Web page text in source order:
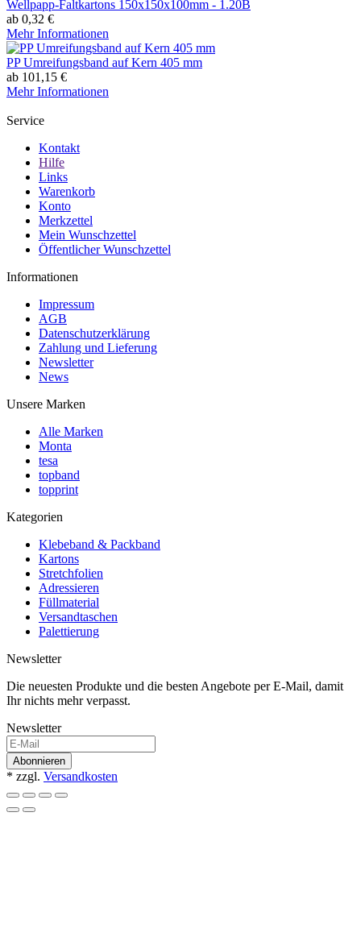
Wellpapp-Faltkartons 150x150x100mm - 1.20B
ab 0,32 €
Mehr Informationen
PP Umreifungsband auf Kern 405 mm
ab 101,15 €
Mehr Informationen
Service
Kontakt
Hilfe
Links
Warenkorb
Konto
Merkzettel
Mein Wunschzettel
Öffentlicher Wunschzettel
Informationen
Impressum
AGB
Datenschutzerklärung
Zahlung und Lieferung
Newsletter
News
Unsere Marken
Alle Marken
Monta
tesa
topband
topprint
Kategorien
Klebeband & Packband
Kartons
Stretchfolien
Adressieren
Füllmaterial
Versandtaschen
Palettierung
Newsletter
Die neuesten Produkte und die besten Angebote per E-Mail, damit
Ihr nichts mehr verpasst.
Newsletter
Abonnieren
* zzgl. Versandkosten